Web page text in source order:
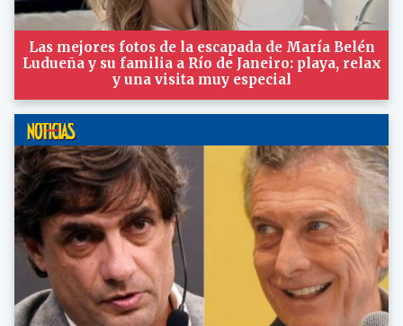
Las mejores fotos de la escapada de María Belén
Ludueña y su familia a Río de Janeiro: playa, relax
y una visita muy especial